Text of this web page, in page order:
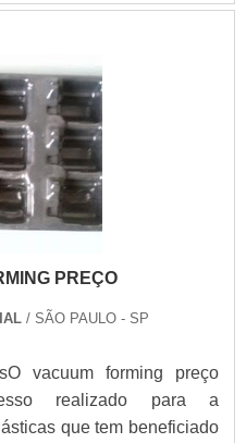
PREÇO
/ SÃO PAULO - SP
vacuum forming preço
realizado para a
que tem beneficiado